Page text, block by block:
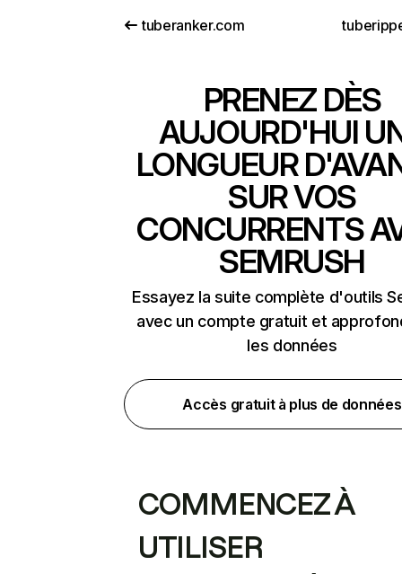
tuberanker.com
PRENEZ DÈS
AUJOURD'HUI
LONGUEUR
SUR VOS
CONCURRENTS
SEMRUSH
Essayez la suite complète d'outils
avec un compte gratuit et
les données
Accès gratuit à plus de données
COMMENCEZ À
UTILISER